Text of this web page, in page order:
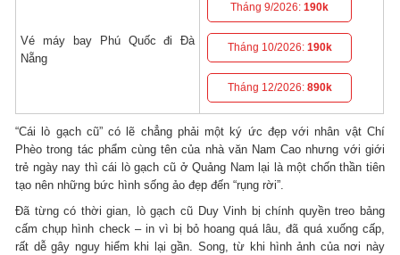
Vé máy bay Phú Quốc đi Đà
Nẵng
Tháng 9/2026:190k
Tháng 10/2026: 190k
Tháng 12/2026: 890k
“Cái lò gạch cũ” có lẽ chẳng phải một ký ức đẹp với nhân vật Chí
Phèo trong tác phẩm cùng tên của nhà văn Nam Cao nhưng với giới
trẻ ngày nay thì cái lò gạch cũ ở Quảng Nam lại là một chốn thần tiên
tạo nên những bức hình sống ảo đẹp đến “rụng rời”.
Đã từng có thời gian, lò gạch cũ Duy Vinh bị chính quyền treo bảng
cấm chụp hình check – in vì bị bỏ hoang quá lâu, đã quá xuống cấp,
rất dễ gây nguy hiểm khi lại gần. Song, từ khi hình ảnh của nơi này